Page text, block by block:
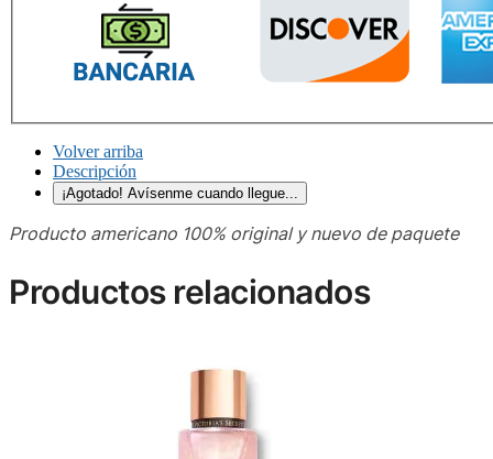
Volver arriba
Descripción
¡Agotado! Avísenme cuando llegue...
Producto americano 100% original y nuevo de paquete
Productos relacionados